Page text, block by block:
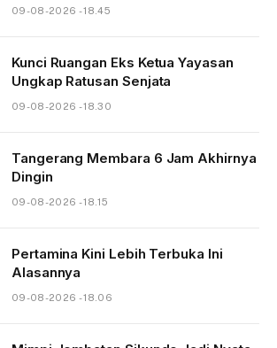
09-08-2026 - 18.45
Kunci Ruangan Eks Ketua Yayasan
Ungkap Ratusan Senjata
09-08-2026 - 18.30
Tangerang Membara 6 Jam Akhirnya
Dingin
09-08-2026 - 18.15
Pertamina Kini Lebih Terbuka Ini
Alasannya
09-08-2026 - 18.06